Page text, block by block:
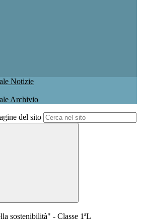
Notizie
Archivio
del sito
sostenibilità" - Classe 1ªL